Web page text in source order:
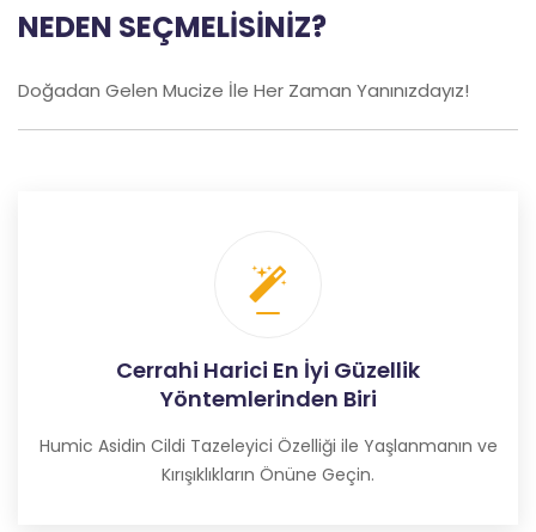
NEDEN SEÇMELİSİNİZ?
Doğadan Gelen Mucize İle Her Zaman Yanınızdayız!
Cerrahi Harici En İyi Güzellik
Yöntemlerinden Biri
Humic Asidin Cildi Tazeleyici Özelliği ile Yaşlanmanın ve
Kırışıklıkların Önüne Geçin.